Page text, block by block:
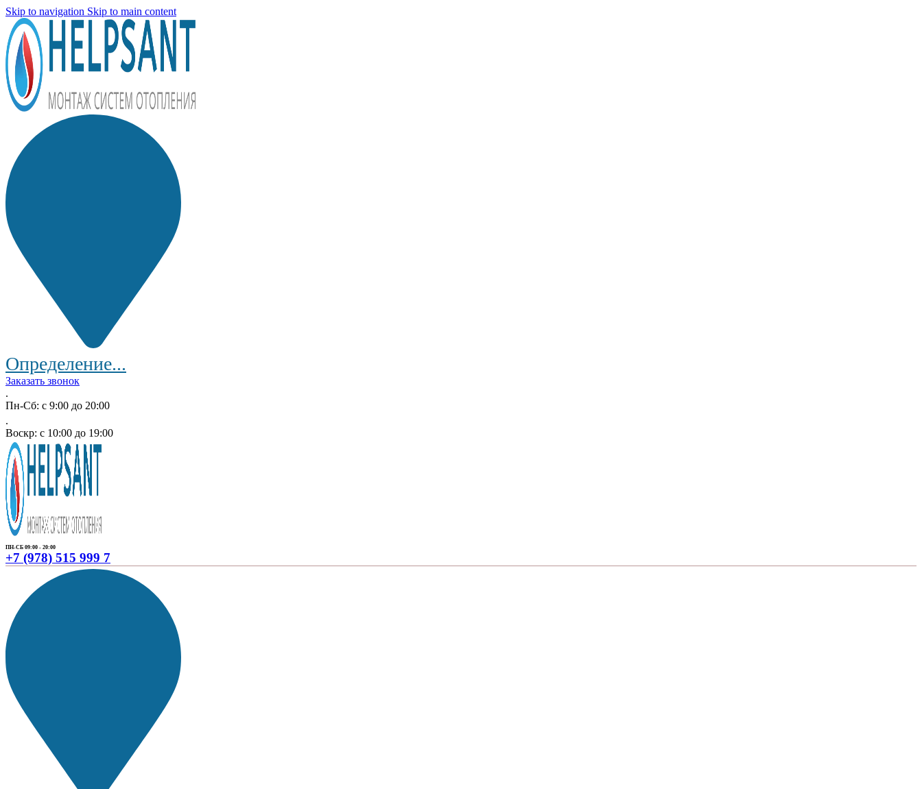
Skip to navigation Skip to main content
Определение...
Заказать звонок
.
Пн-Сб: с 9:00 до 20:00
.
Воскр: с 10:00 до 19:00
ПН-СБ 09:00 - 20:00
+7 (978) 515 999 7